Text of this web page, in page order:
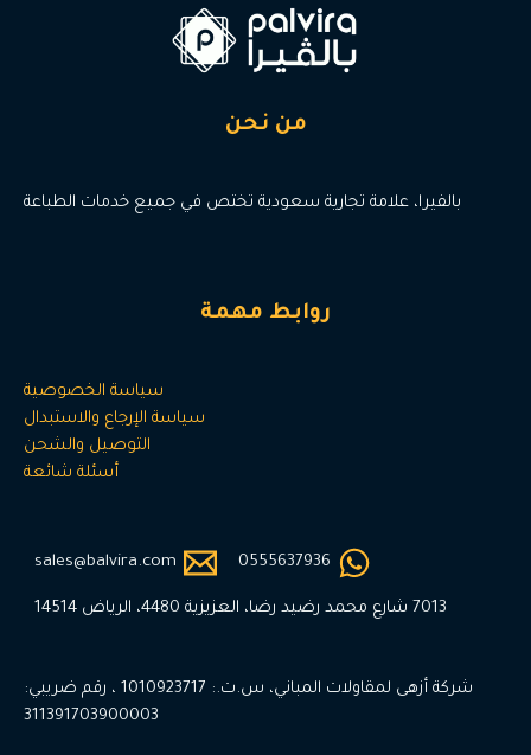
من نحن
بالفيرا، علامة تجارية سعودية تختص في جميع خدمات الطباعة
روابط مهمة
سياسة الخصوصية
سياسة الإرجاع والاستبدال
التوصيل والشحن
أسئلة شائعة
0555637936
sales@balvira.com
7013 شارع محمد رضيد رضا، العزيزية 4480، الرياض 14514
شركة أزهى لمقاولات المباني، س.ت.: 1010923717 ، رقم ضريبي:
311391703900003